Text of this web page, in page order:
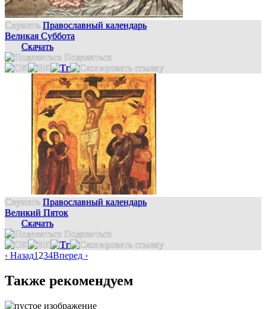
Слушать Православный календарь
Великая Суббота
Скачать
Поделиться
Слушать Православный календарь
Великий Пяток
Скачать
Поделиться
‹ Назад1 234Вперед ›
Также рекомендуем